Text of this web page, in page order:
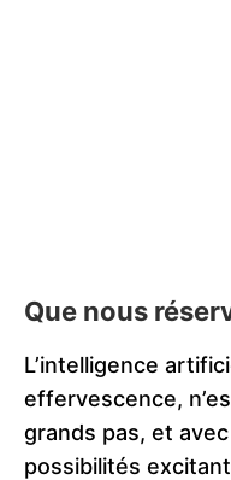
Que nous
L’intelligence
effervescence,
grands pas, et
possibilités